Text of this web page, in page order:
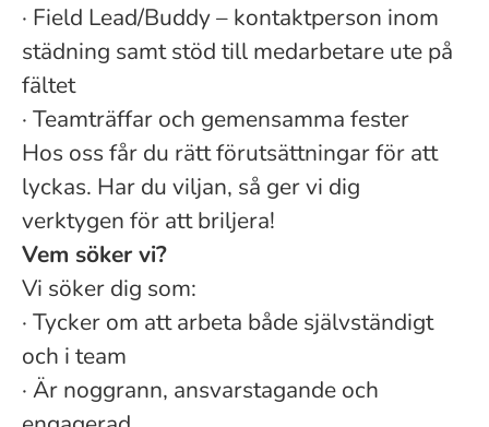
· Field Lead/Buddy – kontaktperson inom
städning samt stöd till medarbetare ute på
fältet
· Teamträffar och gemensamma fester
Hos oss får du rätt förutsättningar för att
lyckas. Har du viljan, så ger vi dig
verktygen för att briljera!
Vem söker vi?
Vi söker dig som:
· Tycker om att arbeta både självständigt
och i team
· Är noggrann, ansvarstagande och